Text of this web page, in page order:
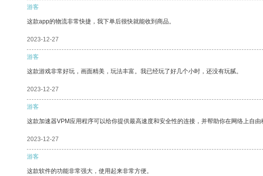
游客
这款app的物流非常快捷，我下单后很快就能收到商品。
2023-12-27
游客
这款游戏非常好玩，画面精美，玩法丰富。我已经玩了好几个小时，还没有玩腻。
2023-12-27
游客
这款加速器VPM应用程序可以给你提供最高速度和安全性的连接，并帮助你在网络上自由
2023-12-27
游客
这款软件的功能非常强大，使用起来非常方便。